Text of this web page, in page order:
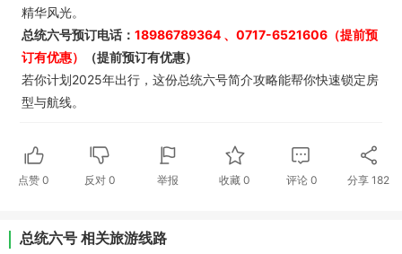
精华风光。
总统六号预订电话： 18986789364 、0717-6521606 （提前预
订有优惠）
（提前预订有优惠）
若你计划2025年出行，这份总统六号简介攻略能帮你快速锁定房
型与航线。
点赞 0 反对0 举报 收藏 0 评论 0 分享182
总统六号 相关旅游线路